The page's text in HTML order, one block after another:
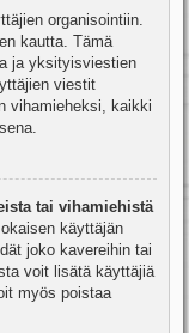
organisointiin.
kautta. Tämä
ja yksityisviestien
viestit
vihamieheksi, kaikki
tai vihamiehistä
käyttäjän
joko kavereihin tai
voit lisätä käyttäjiä
myös poistaa